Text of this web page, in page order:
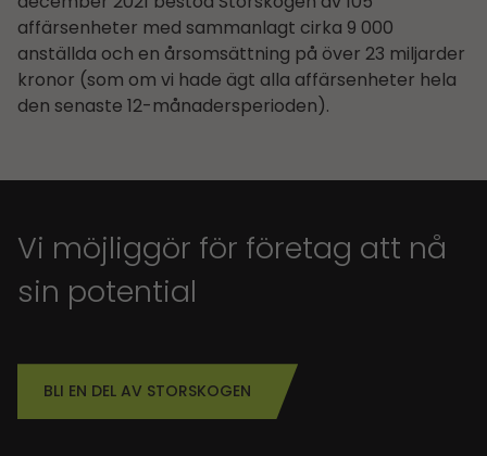
affärsenheter med sammanlagt cirka 9 000
anställda och en årsomsättning på över 23 miljarder
kronor (som om vi hade ägt alla affärsenheter hela
den senaste 12-månadersperioden).
Vi möjliggör för företag att nå
sin potential
BLI EN DEL AV STORSKOGEN